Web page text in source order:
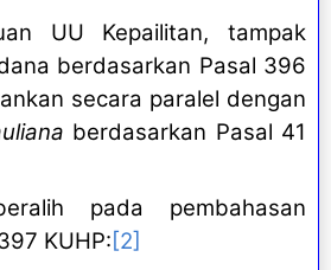
UU Kepailitan, tampak
berdasarkan Pasal 396
secara paralel dengan
berdasarkan Pasal 41
pada pembahasan
KUHP:[2]